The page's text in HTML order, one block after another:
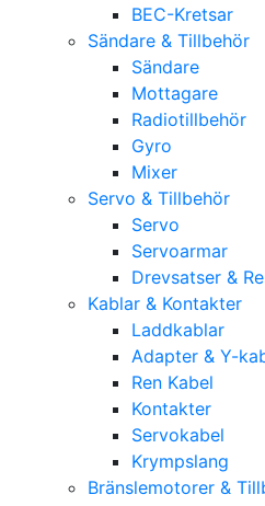
BEC-Kretsar
Sändare & Tillbehör
Sändare
Mottagare
Radiotillbehör
Gyro
Mixer
Servo & Tillbehör
Servo
Servoarmar
Drevsatser &
Kablar & Kontakter
Laddkablar
Adapter & Y-
Ren Kabel
Kontakter
Servokabel
Krympslang
Bränslemotorer &